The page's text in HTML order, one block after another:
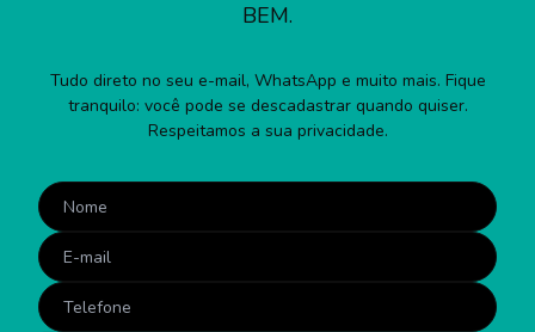
BEM.
Tudo direto no seu e-mail, WhatsApp e muito mais. Fique
tranquilo: você pode se descadastrar quando quiser.
Respeitamos a sua privacidade.